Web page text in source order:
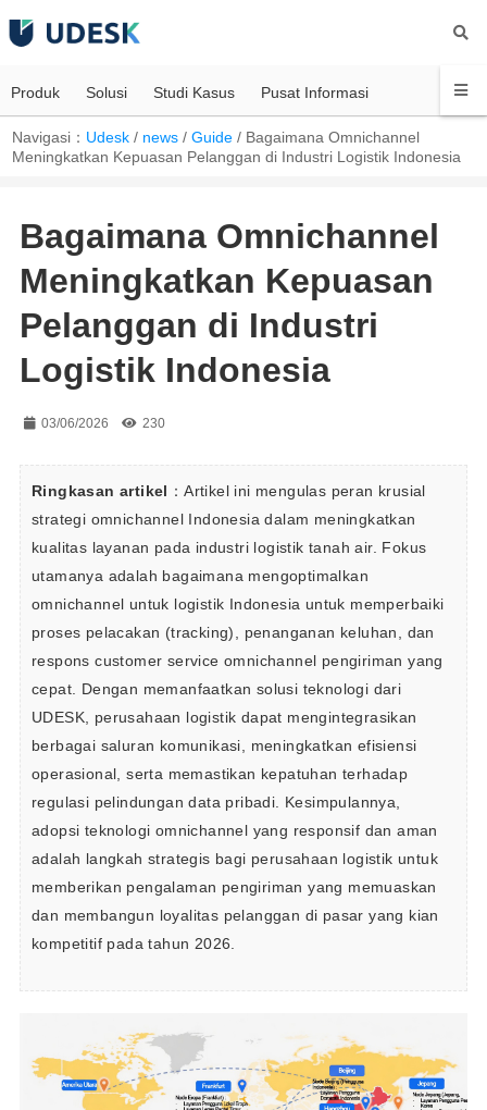
Produk Solusi Studi Kasus Pusat Informasi
Navigasi： Udesk / news /Guide / Bagaimana Omnichannel
Meningkatkan Kepuasan Pelanggan di Industri Logistik Indonesia
Bagaimana Omnichannel
Meningkatkan Kepuasan
Pelanggan di Industri
Logistik Indonesia
03/06/2026 230
Ringkasan artikel ：Artikel ini mengulas peran krusial
strategi omnichannel Indonesia dalam meningkatkan
kualitas layanan pada industri logistik tanah air. Fokus
utamanya adalah bagaimana mengoptimalkan
omnichannel untuk logistik Indonesia untuk memperbaiki
proses pelacakan (tracking), penanganan keluhan, dan
respons customer service omnichannel pengiriman yang
cepat. Dengan memanfaatkan solusi teknologi dari
UDESK, perusahaan logistik dapat mengintegrasikan
berbagai saluran komunikasi, meningkatkan efisiensi
operasional, serta memastikan kepatuhan terhadap
regulasi pelindungan data pribadi. Kesimpulannya,
adopsi teknologi omnichannel yang responsif dan aman
adalah langkah strategis bagi perusahaan logistik untuk
memberikan pengalaman pengiriman yang memuaskan
dan membangun loyalitas pelanggan di pasar yang kian
kompetitif pada tahun 2026.